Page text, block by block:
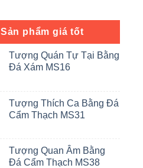
Sản phẩm giá tốt
Tượng Quán Tự Tại Bằng
Đá Xám MS16
Tượng Thích Ca Bằng Đá
Cẩm Thạch MS31
Tượng Quan Âm Bằng
Đá Cẩm Thạch MS38